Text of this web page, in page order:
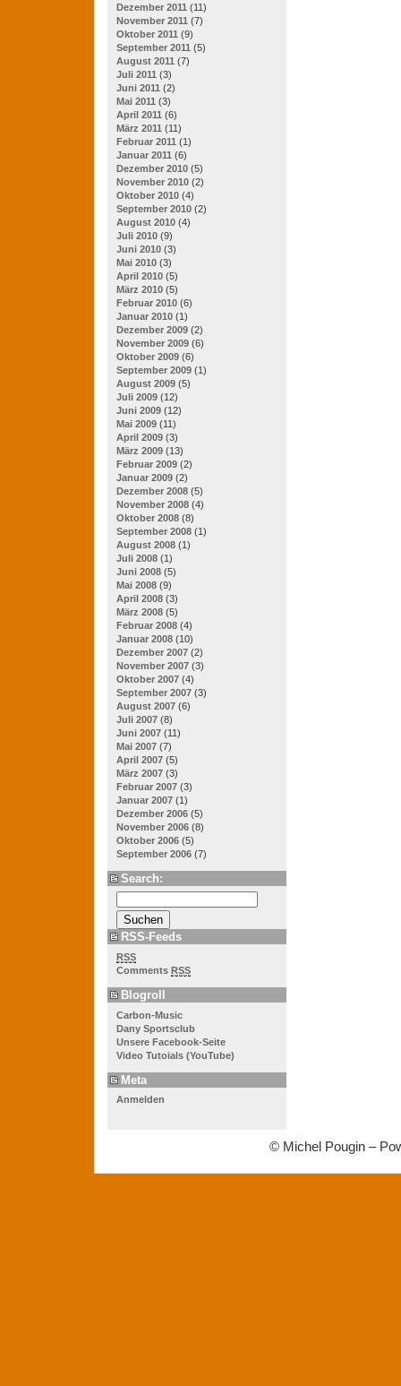
Dezember 2011 (11)
November 2011 (7)
Oktober 2011 (9)
September 2011 (5)
August 2011 (7)
Juli 2011 (3)
Juni 2011 (2)
Mai 2011 (3)
April 2011 (6)
März 2011 (11)
Februar 2011 (1)
Januar 2011 (6)
Dezember 2010 (5)
November 2010 (2)
Oktober 2010 (4)
September 2010 (2)
August 2010 (4)
Juli 2010 (9)
Juni 2010 (3)
Mai 2010 (3)
April 2010 (5)
März 2010 (5)
Februar 2010 (6)
Januar 2010 (1)
Dezember 2009 (2)
November 2009 (6)
Oktober 2009 (6)
September 2009 (1)
August 2009 (5)
Juli 2009 (12)
Juni 2009 (12)
Mai 2009 (11)
April 2009 (3)
März 2009 (13)
Februar 2009 (2)
Januar 2009 (2)
Dezember 2008 (5)
November 2008 (4)
Oktober 2008 (8)
September 2008 (1)
August 2008 (1)
Juli 2008 (1)
Juni 2008 (5)
Mai 2008 (9)
April 2008 (3)
März 2008 (5)
Februar 2008 (4)
Januar 2008 (10)
Dezember 2007 (2)
November 2007 (3)
Oktober 2007 (4)
September 2007 (3)
August 2007 (6)
Juli 2007 (8)
Juni 2007 (11)
Mai 2007 (7)
April 2007 (5)
März 2007 (3)
Februar 2007 (3)
Januar 2007 (1)
Dezember 2006 (5)
November 2006 (8)
Oktober 2006 (5)
September 2006 (7)
Search:
RSS-Feeds
RSS
Comments RSS
Blogroll
Carbon-Music
Dany Sportsclub
Unsere Facebook-Seite
Video Tutoials (YouTube)
Meta
Anmelden
© Michel Pougin –